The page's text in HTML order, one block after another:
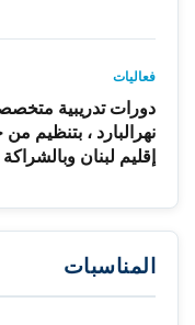
فعاليات
دورات تدريبية
نهرالبارد ، بتنظيم
إقليم لبنان
المناسبات